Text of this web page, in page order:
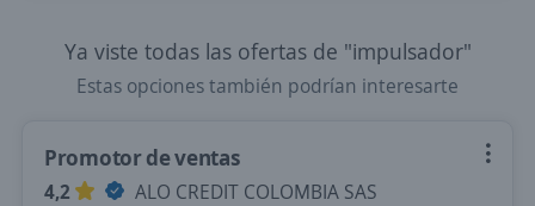
Ya viste todas las ofertas de "impulsador"
Estas opciones también podrían interesarte
Promotor de ventas
4,2
ALO CREDIT COLOMBIA SAS